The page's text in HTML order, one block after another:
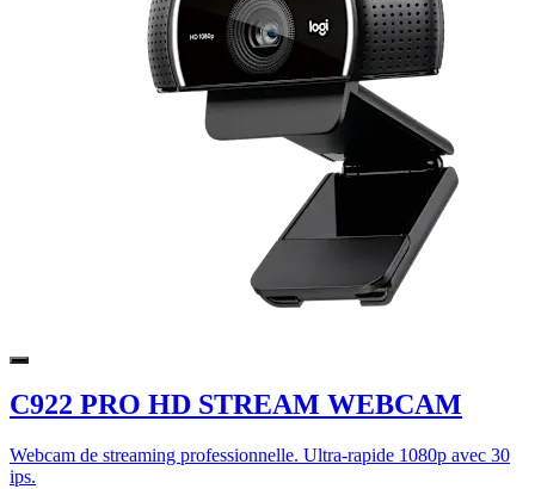
C922 PRO HD STREAM WEBCAM
Webcam de streaming professionnelle. Ultra-rapide 1080p avec 30
ips.